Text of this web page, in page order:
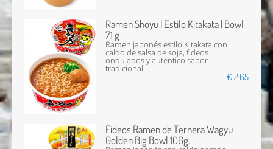
Ramen Shoyu | Estilo Kitakata | Bowl
71 g
Ramen japonés estilo Kitakata con
caldo de salsa de soja, fideos
ondulados y auténtico sabor
tradicional.
€ 2,65
Fideos Ramen de Ternera Wagyu
Golden Big Bowl 106g.